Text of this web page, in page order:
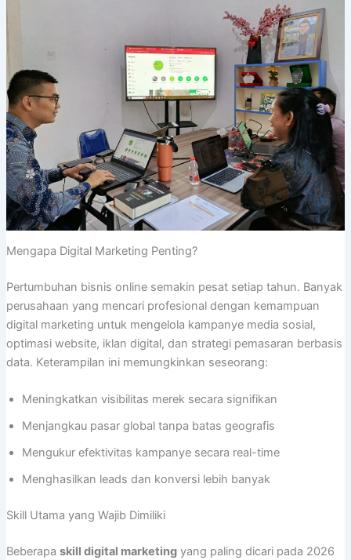
Mengapa Digital Marketing Penting?
Pertumbuhan bisnis online semakin pesat setiap tahun. Banyak
perusahaan yang mencari profesional dengan kemampuan
digital marketing untuk mengelola kampanye media sosial,
optimasi website, iklan digital, dan strategi pemasaran berbasis
data. Keterampilan ini memungkinkan seseorang:
Meningkatkan visibilitas merek secara signifikan
Menjangkau pasar global tanpa batas geografis
Mengukur efektivitas kampanye secara real-time
Menghasilkan leads dan konversi lebih banyak
Skill Utama yang Wajib Dimiliki
Beberapa skill digital marketingyang paling dicari pada 2026